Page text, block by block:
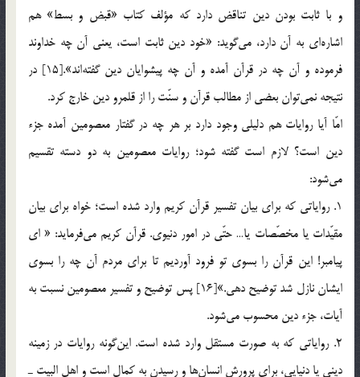
و با ثابت بودن دين تناقض دارد كه مؤلف كتاب «قبض و بسط» هم
اشاره‎اي به آن دارد، مي‎گويد: «خود دين ثابت است، يعني آن چه خداوند
فرموده و آن چه در قرآن آمده و آن چه پيشوايان دين گفته‎اند».[15] در
نتيجه نمي‎توان بعضي از مطالب قرآن و سنّت را از قلمرو دين خارج كرد.
امّا آيا روايات هم دليلي وجود دارد بر هر چه در گفتار معصومين آمده جزء
دين است؟ لازم است گفته شود؛ روايات معصومين به دو دسته تقسيم
مي‎شود:
1. رواياتي كه براي بيان تفسير قرآن كريم وارد شده است؛ خواه براي بيان
مقيّدات يا مخصّصات يا… حتّي در امور دنيوي. قرآن كريم مي‎فرمايد: « اي
پيامبر! اين قرآن را بسوي تو فرود آورديم تا براي مردم آن چه را بسوي
ايشان نازل شد توضيح دهي.»[16] پس توضيح و تفسير معصومين نسبت به
آيات، جزء دين محسوب مي‎شود.
2. رواياتي كه به صورت مستقل وارد شده است. اين‎گونه روايات در زمينه
ديني يا دنيايي، براي پرورش انسان‎ها و رسيدن به كمال است و اهل البيت ـ